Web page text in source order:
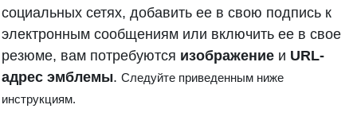
социальных сетях, добавить ее в свою подпись к
электронным сообщениям или включить ее в свое
резюме, вам потребуются изображение и URL-
адрес эмблемы. Следуйте приведенным ниже
инструкциям.